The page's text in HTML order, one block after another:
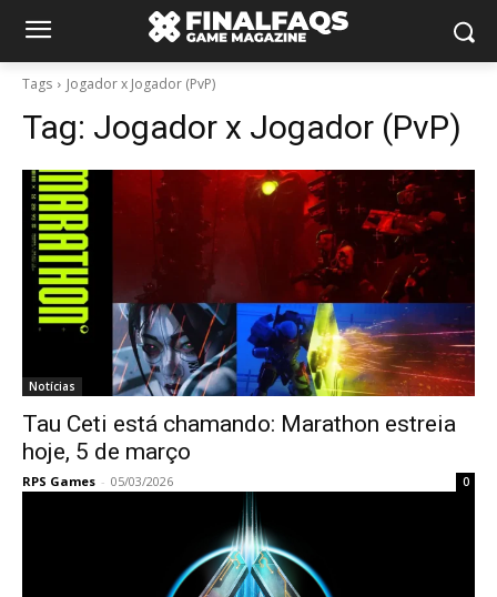
Tags Jogador x Jogador (PvP)
Tag: Jogador x Jogador (PvP)
Notícias
Tau Ceti está chamando: Marathon estreia
hoje, 5 de março
RPS Games - 05/03/2026 0